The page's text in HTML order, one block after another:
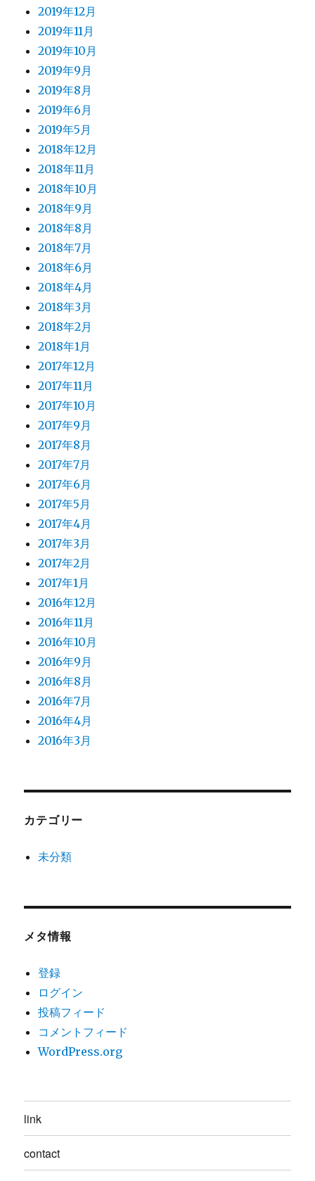
2019年12月
2019年11月
2019年10月
2019年9月
2019年8月
2019年6月
2019年5月
2018年12月
2018年11月
2018年10月
2018年9月
2018年8月
2018年7月
2018年6月
2018年4月
2018年3月
2018年2月
2018年1月
2017年12月
2017年11月
2017年10月
2017年9月
2017年8月
2017年7月
2017年6月
2017年5月
2017年4月
2017年3月
2017年2月
2017年1月
2016年12月
2016年11月
2016年10月
2016年9月
2016年8月
2016年7月
2016年4月
2016年3月
カテゴリー
未分類
メタ情報
登録
ログイン
投稿フィード
コメントフィード
WordPress.org
link
contact